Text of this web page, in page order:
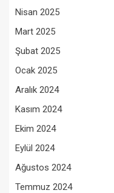
Nisan 2025
Mart 2025
Şubat 2025
Ocak 2025
Aralık 2024
Kasım 2024
Ekim 2024
Eylül 2024
Ağustos 2024
Temmuz 2024